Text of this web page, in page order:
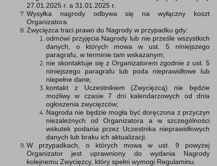
27.01.2025 r. a 31.01.2025 r.
Wysyłka nagrody odbywa się na wyłączny koszt
Organizatora.
Zwycięzca traci prawo do Nagrody w przypadku gdy:
odmówi przyjęcia Nagrody lub nie prześle wszystkich
danych, o których mowa w ust. 5 niniejszego
paragrafu, w terminie tam wskazanym;
nie skontaktuje się z Organizatorem zgodnie z ust. 5
niniejszego paragrafu lub poda nieprawidłowe lub
niepełne dane;
kontakt z Uczestnikiem (Zwycięzcą) nie będzie
możliwy w czasie 7 dni kalendarzowych od dnia
ogłoszenia zwycięzców;
Nagroda nie będzie mogła być doręczona z przyczyn
niezależnych od Organizatora a w szczególności
wskutek podania przez Uczestnika nieprawidłowych
danych lub braku ich aktualizacji.
W przypadkach, o których mowa w ust. 9 powyżej
Organizator jest uprawniony do wydania Nagrody
kolejnemu Zwycięzcy, który spełni wymogi Regulaminu.